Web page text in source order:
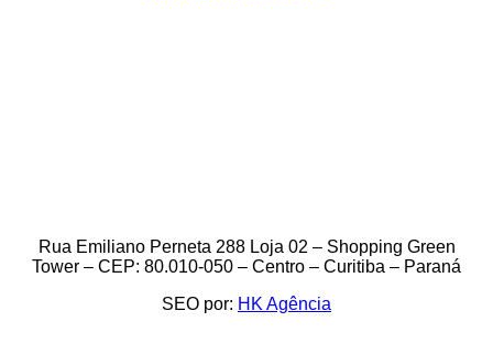
Rua Emiliano Perneta 288 Loja 02 – Shopping Green
Tower – CEP: 80.010-050 – Centro – Curitiba – Paraná
SEO por: HK Agência